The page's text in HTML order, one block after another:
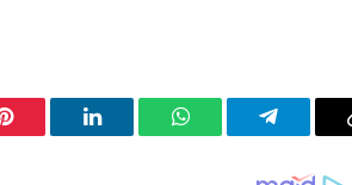
Pinterest LinkedIn WhatsAppTelegram